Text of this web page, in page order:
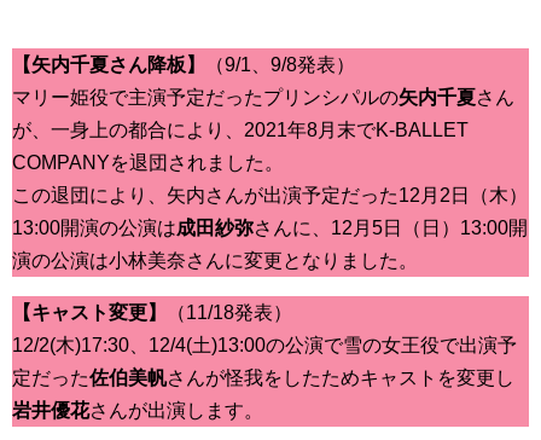
【矢内千夏さん降板】
（9/1、9/8発表）
マリー姫役で主演予定だったプリンシパルの矢内千夏さん
が、一身上の都合により、2021年8月末でK-BALLET
COMPANYを退団されました。
この退団により、矢内さんが出演予定だった12月2日（木）
13:00開演の公演は成田紗弥さんに、12月5日（日）13:00開
演の公演は小林美奈さんに変更となりました。
【キャスト変更】
（11/18発表）
12/2(木)17:30、12/4(土)13:00の公演で雪の女王役で出演予
定だった佐伯美帆さんが怪我をしたためキャストを変更し
岩井優花さんが出演します。